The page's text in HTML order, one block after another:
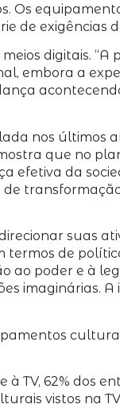
Os
de exigências
digitais.
embora a
nos últimos
que no
efetiva da
suas
termos de
ao poder e à
à TV, 62% dos
vistos na